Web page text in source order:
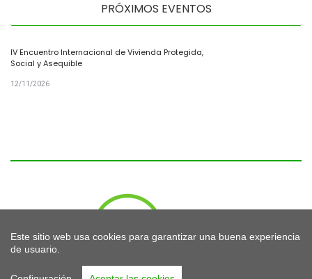
Este sitio web usa cookies para garantizar una buena experiencia
de usuario.
26 27 28
31
PRÓXIMOS EVENTOS
IV Encuentro Internacional de Vivienda Protegida,
Social y Asequible
12/11/2026